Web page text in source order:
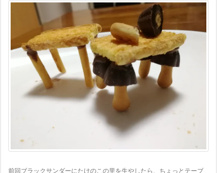
前回ブラックサンダーにたけのこの里を生やしたら、ちょっとテーブ